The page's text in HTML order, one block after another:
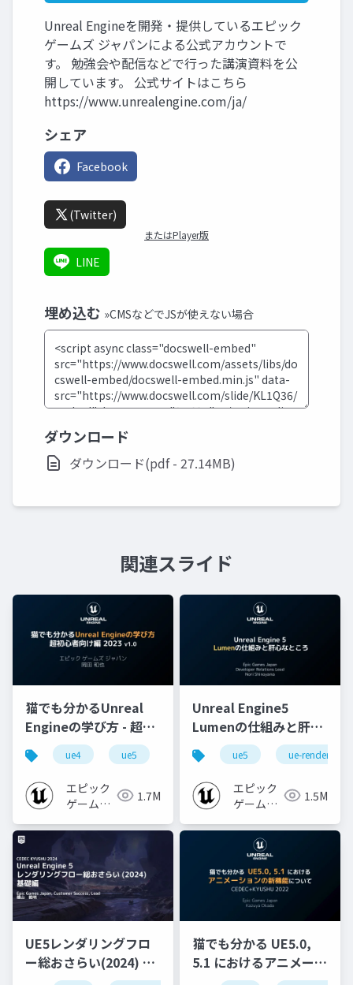
Unreal Engineを開発・提供しているエピック
ゲームズ ジャパンによる公式アカウントで
す。 勉強会や配信などで行った講演資料を公
開しています。 公式サイトはこちら
https://www.unrealengine.com/ja/
シェア
Facebook
(Twitter)
またはPlayer版
LINE
埋め込む »CMSなどでJSが使えない場合
ダウンロード
ダウンロード(pdf - 27.14MB)
関連スライド
猫でも分かるUnreal
Engineの学び方 - 超初
心者向け編 - 2023 v1.0
ue4 ue5 ue-beginner
エピック
ゲームズ
1.7M
Unreal Engine5
Lumenの仕組みと肝心
なところ
ue5 ue-rendering
エピック
ゲームズ
1.5M
UE5レンダリングフロ
ー総おさらい(2024) 基
礎編！
猫でも分かる UE5.0,
5.1 におけるアニメーシ
ョンの新機能について